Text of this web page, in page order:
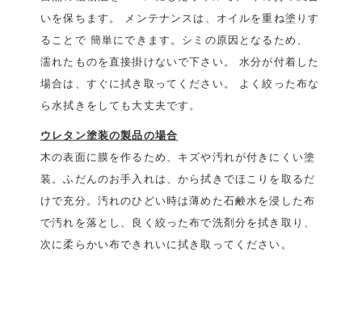
いを保ちます。 メンテナンスは、オイルを重ね塗りす
ることで 簡単にできます。シミの原因となるため、
濡れたものを直接掛けないで下さい。 水分が付着した
場合は、すぐに拭き取ってください。 よく絞った布な
ら水拭きをしても大丈夫です。
ウレタン塗装の製品の場合
木の表面に膜を作るため、キズや汚れが付きにくい塗
装。ふだんのお手入れは、から拭きでほこりを取るだ
けで充分。汚れのひどい時は薄めた石鹸水を浸した布
で汚れを落とし、良く絞った布で洗剤分を拭き取り、
次に柔らかい布できれいに拭き取ってください。